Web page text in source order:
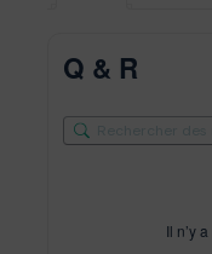
Q & R
Il n’y